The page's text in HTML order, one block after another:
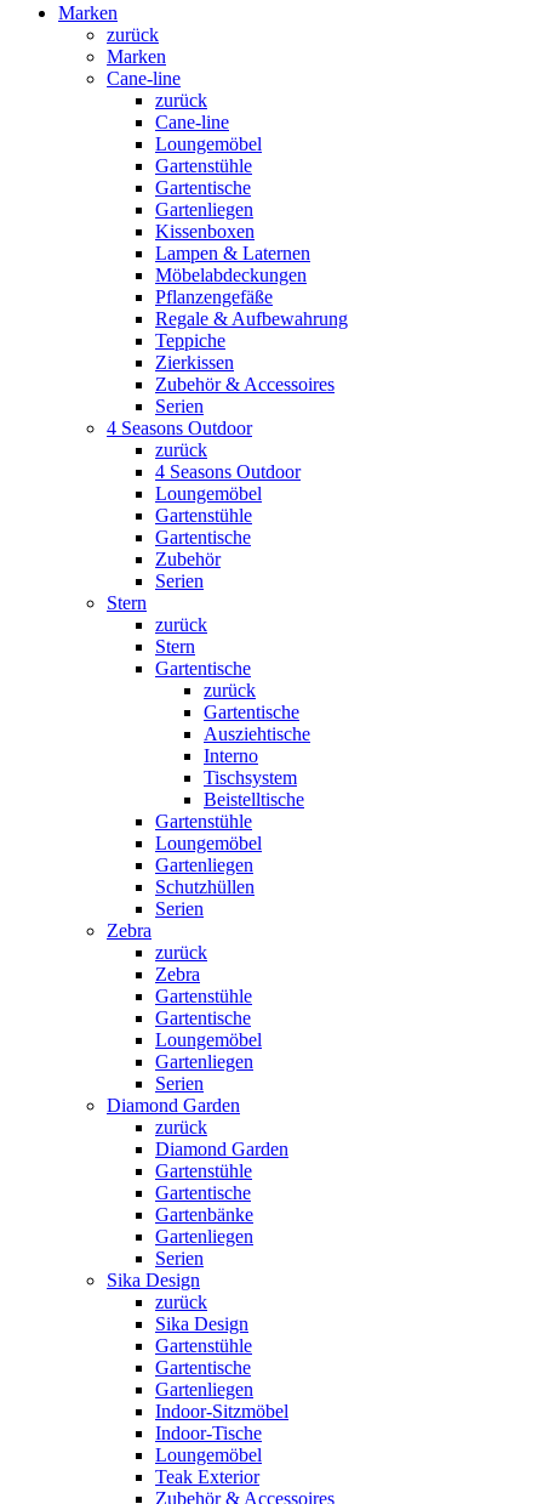
Marken
zurück
Marken
Cane-line
zurück
Cane-line
Loungemöbel
Gartenstühle
Gartentische
Gartenliegen
Kissenboxen
Lampen & Laternen
Möbelabdeckungen
Pflanzengefäße
Regale & Aufbewahrung
Teppiche
Zierkissen
Zubehör & Accessoires
Serien
4 Seasons Outdoor
zurück
4 Seasons Outdoor
Loungemöbel
Gartenstühle
Gartentische
Zubehör
Serien
Stern
zurück
Stern
Gartentische
zurück
Gartentische
Ausziehtische
Interno
Tischsystem
Beistelltische
Gartenstühle
Loungemöbel
Gartenliegen
Schutzhüllen
Serien
Zebra
zurück
Zebra
Gartenstühle
Gartentische
Loungemöbel
Gartenliegen
Serien
Diamond Garden
zurück
Diamond Garden
Gartenstühle
Gartentische
Gartenbänke
Gartenliegen
Serien
Sika Design
zurück
Sika Design
Gartenstühle
Gartentische
Gartenliegen
Indoor-Sitzmöbel
Indoor-Tische
Loungemöbel
Teak Exterior
Zubehör & Accessoires